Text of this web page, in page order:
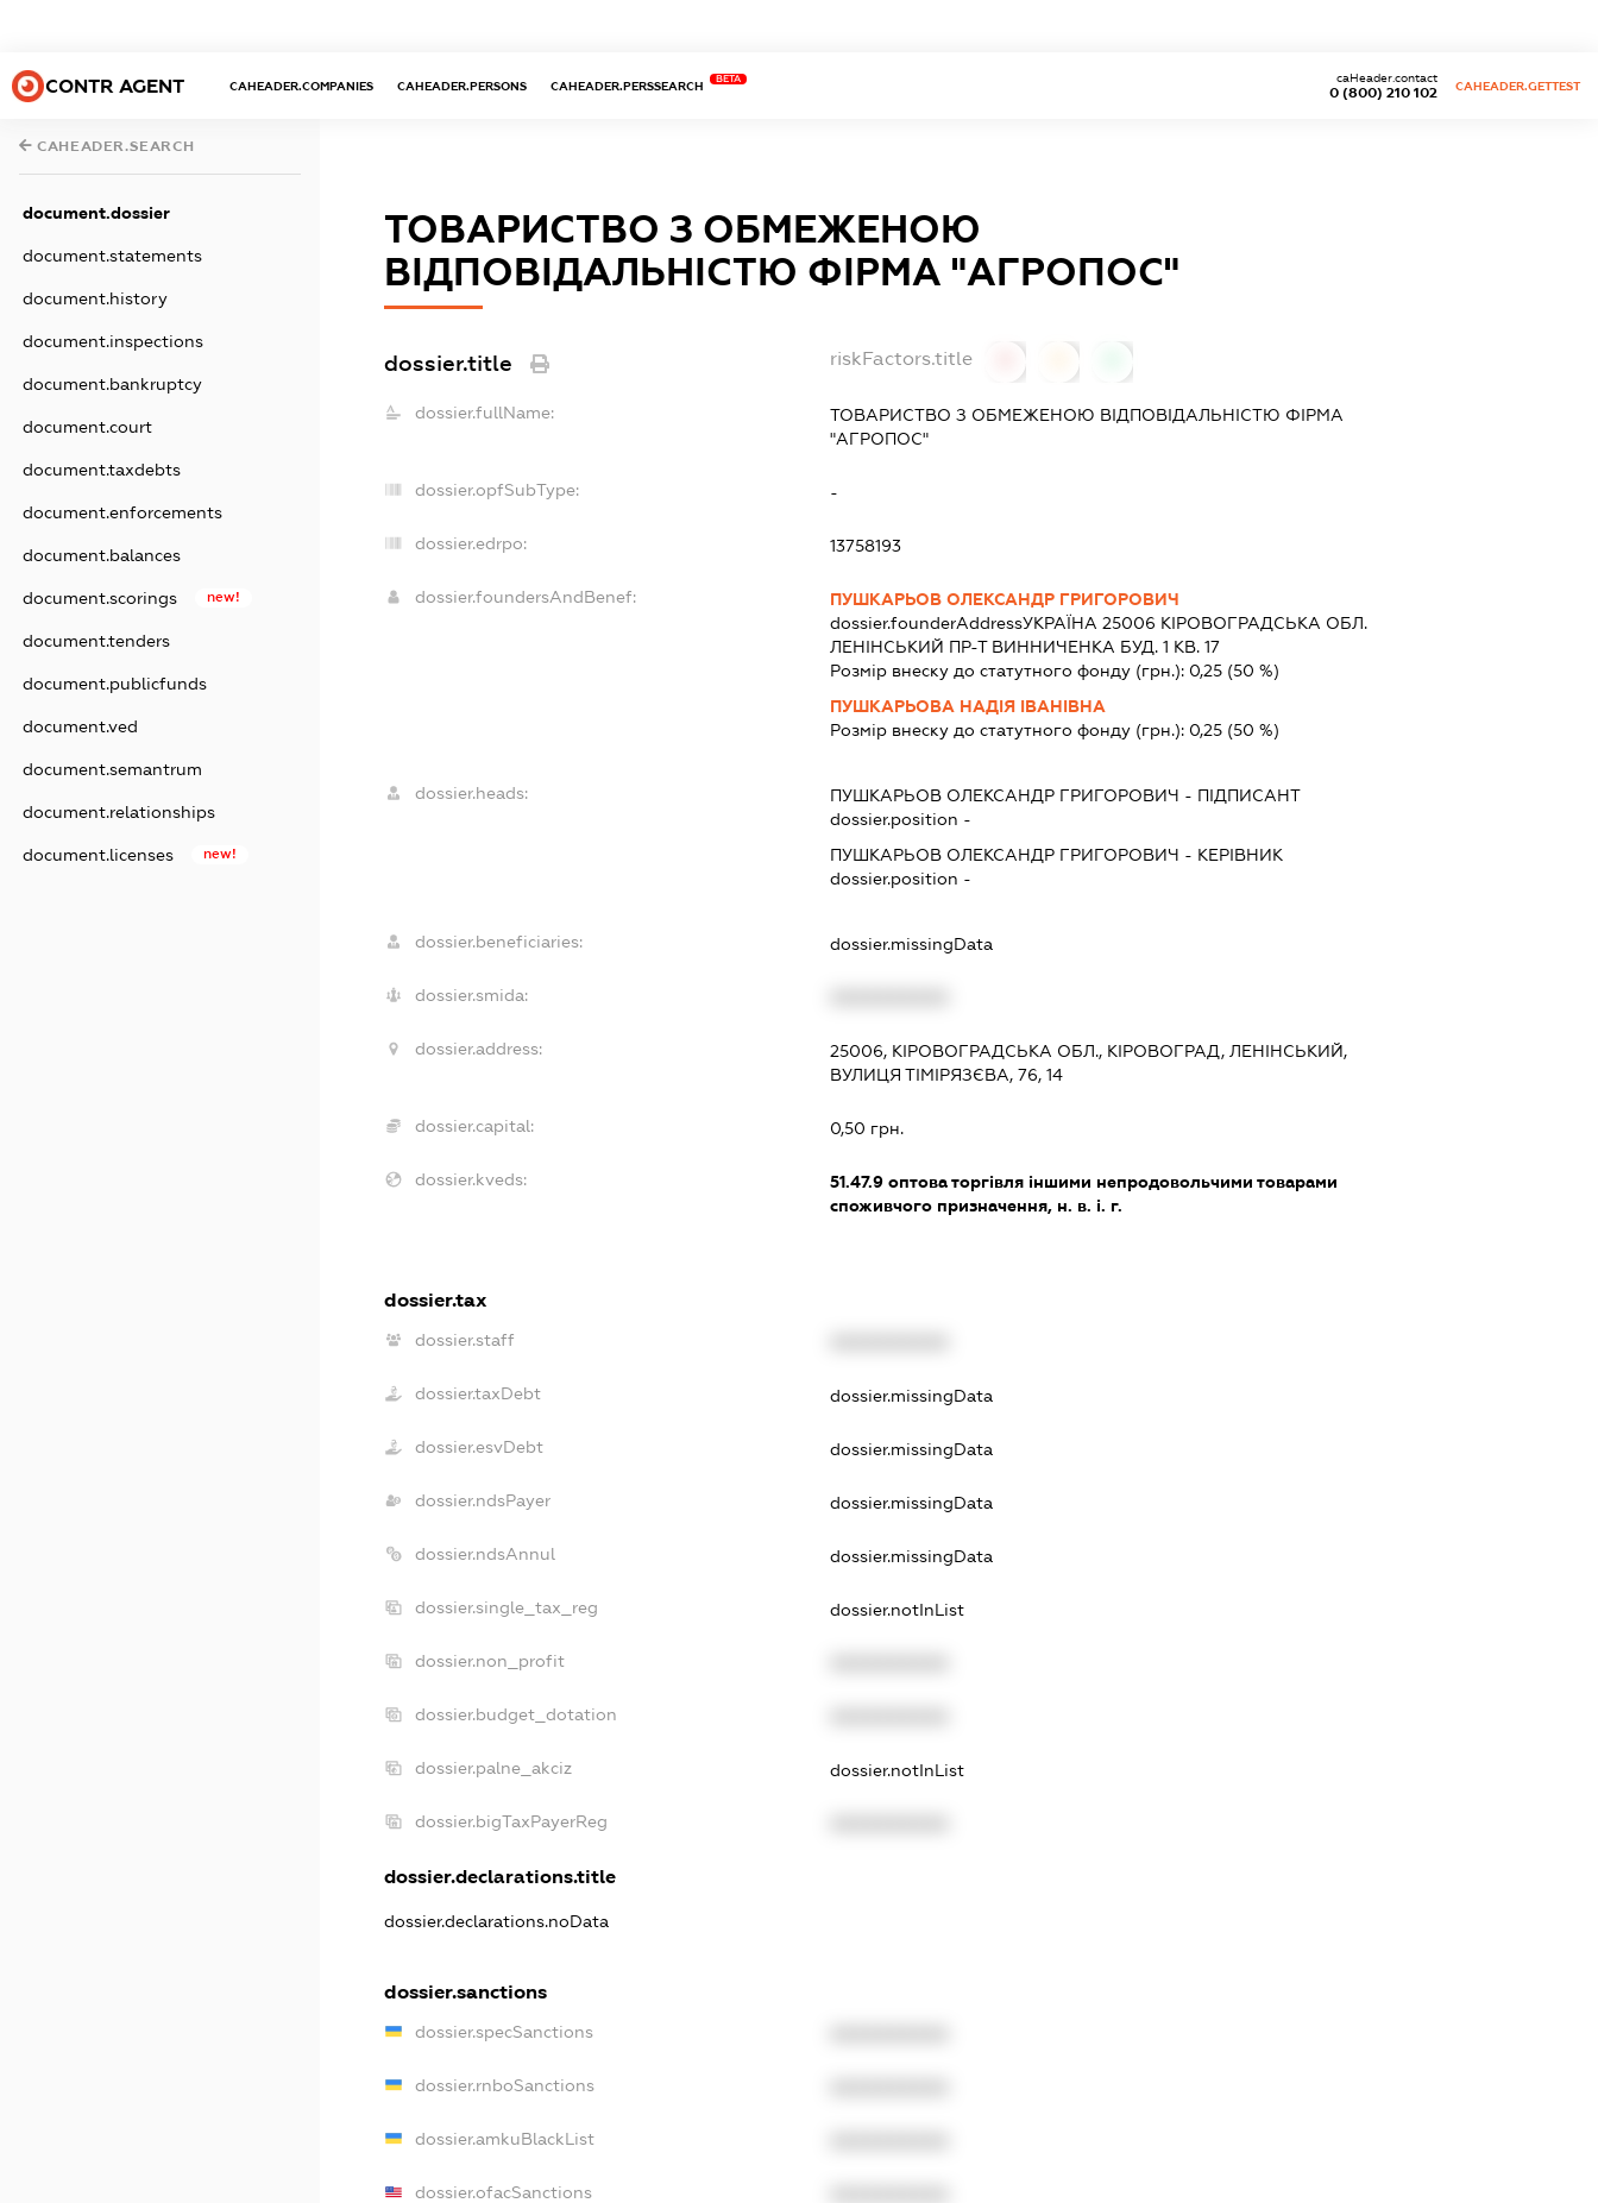
CONTR AGENT CAHEADER.COMPANIES CAHEADER.PERSONS CAHEADER.PERSSEARCH
BETA
0 (800) 210 102
caHeader.contact
CAHEADER.GETTEST
CAHEADER.SEARCH
document.dossier
document.statements
document.history
document.inspections
document.bankruptcy
document.court
document.taxdebts
document.enforcements
document.balances
document.scorings new!
document.tenders
document.publicfunds
document.ved
document.semantrum
document.relationships
document.licenses new!
ТОВАРИСТВО З ОБМЕЖЕНОЮ
ВІДПОВІДАЛЬНІСТЮ ФІРМА "АГРОПОС"
dossier.title riskFactors.title
dossier.fullName:
ТОВАРИСТВО З ОБМЕЖЕНОЮ ВІДПОВІДАЛЬНІСТЮ ФІРМА
"АГРОПОС"
dossier.opfSubType: -
dossier.edrpo: 13758193
dossier.foundersAndBenef:
ПУШКАРЬОВ ОЛЕКСАНДР ГРИГОРОВИЧ
dossier.founderAddressУКРАЇНА 25006 КIРОВОГРАДСЬКА ОБЛ.
ЛЕНІНСЬКИЙ ПР-Т ВИННИЧЕНКА БУД. 1 КВ. 17
Розмір внеску до статутного фонду (грн.): 0,25(50 %)
ПУШКАРЬОВА НАДІЯ ІВАНІВНА
Розмір внеску до статутного фонду (грн.): 0,25(50 %)
dossier.heads: ПУШКАРЬОВ ОЛЕКСАНДР ГРИГОРОВИЧ - ПІДПИСАНТ
dossier.position -
ПУШКАРЬОВ ОЛЕКСАНДР ГРИГОРОВИЧ - КЕРІВНИК
dossier.position -
dossier.beneficiaries: dossier.missingData
dossier.smida:
dossier.address:
25006, КІРОВОГРАДСЬКА ОБЛ., КІРОВОГРАД, ЛЕНІНСЬКИЙ,
ВУЛИЦЯ ТІМІРЯЗЄВА, 76, 14
dossier.capital: 0,50 грн.
dossier.kveds: 51.47.9оптова торгівля іншими непродовольчими товарами
споживчого призначення, н. в. і. г.
dossier.tax
dossier.staff
dossier.taxDebt dossier.missingData
dossier.esvDebt dossier.missingData
dossier.ndsPayer dossier.missingData
dossier.ndsAnnul dossier.missingData
dossier.single_tax_reg dossier.notInList
dossier.non_profit
dossier.budget_dotation
dossier.palne_akciz dossier.notInList
dossier.bigTaxPayerReg
dossier.declarations.title
dossier.declarations.noData
dossier.sanctions
dossier.specSanctions
dossier.rnboSanctions
dossier.amkuBlackList
dossier.ofacSanctions